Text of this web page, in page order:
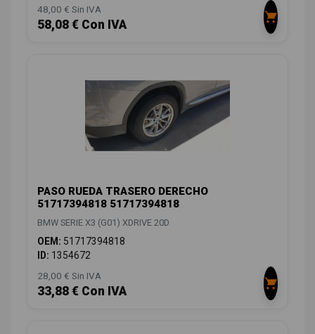
48,00 € Sin IVA
58,08 € Con IVA
PASO RUEDA TRASERO DERECHO
51717394818 51717394818
BMW SERIE X3 (G01) XDRIVE 20D
OEM: 51717394818
ID: 1354672
28,00 € Sin IVA
33,88 € Con IVA